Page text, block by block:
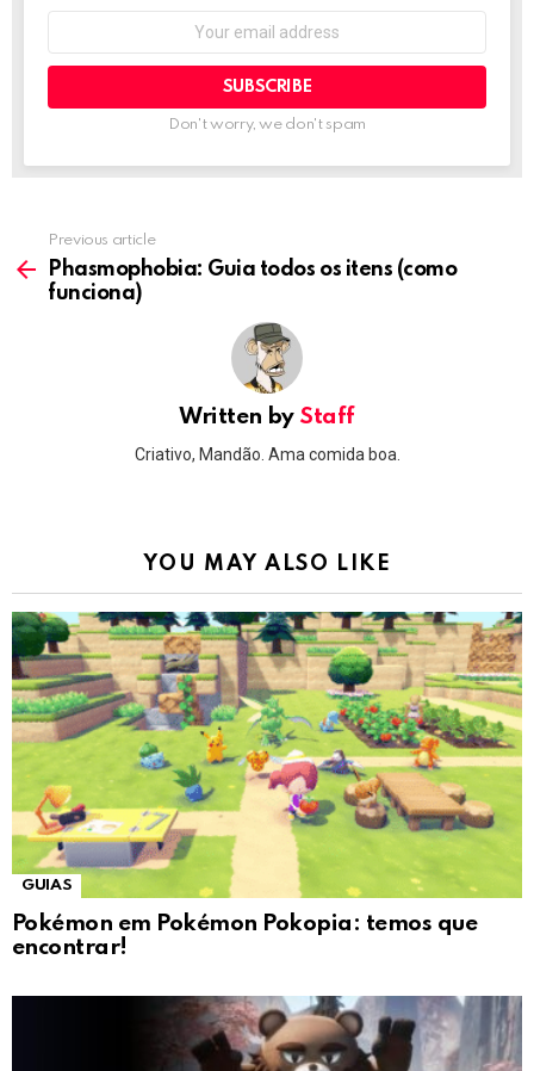
Don't worry, we don't spam
more
Previous article
Phasmophobia: Guia todos os itens (como
funciona)
Written by Staff
Criativo, Mandão. Ama comida boa.
YOU MAY ALSO LIKE
GUIAS
Pokémon em Pokémon Pokopia: temos que
encontrar!